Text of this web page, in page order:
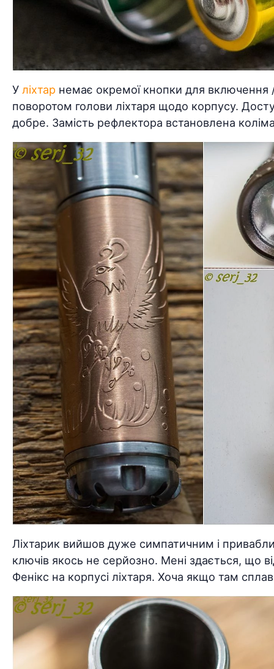
У ліхтар немає окремої кнопки для включення
поворотом голови ліхтаря щодо корпусу.
добре. Замість рефлектора встановлена
Ліхтарик вийшов дуже симпатичним і
ключів якось не серйозно. Мені здається, що
Фенікс на корпусі ліхтаря. Хоча якщо там